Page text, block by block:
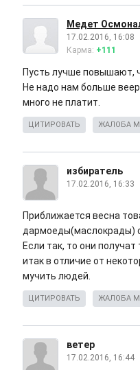
Медет
17.02.2016, 16:08
Карма: +111
Пусть лучше повышают,
Не надо нам больше
много не платит.
ЦИТИРОВАТЬ ЖАЛОБА
избиратель
17.02.2016, 16:33
Приближается весна
дармоеды(маслокрады)
Если так, то они
итак в отличие от
мучить людей.
ЦИТИРОВАТЬ ЖАЛОБА
ветер
17.02.2016, 16:44